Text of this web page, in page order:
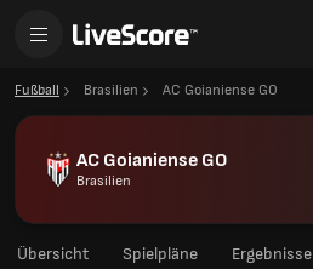
Fußball Brasilien AC Goianiense GO
AC Goianiense GO
Brasilien
Übersicht Spielpläne Ergebnisse